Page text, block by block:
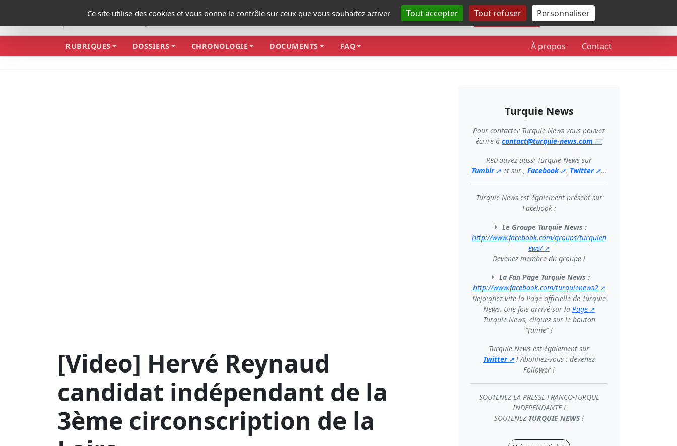
Ce site utilise des cookies et vous donne le contrôle sur ceux que vous souhaitez activer Tout accepter Tout refuser Personnaliser
Rechercher
RUBRIQUES DOSSIERS CHRONOLOGIE DOCUMENTS FAQ À propos Contact
[Video] Hervé Reynaud
candidat indépendant de la
3ème circonscription de la
Turquie News
Pour contacter Turquie News vous pouvez
écrire à contact@turquie-news.com
Retrouvez aussi Turquie News sur
Tumblr
et sur , Facebook , Twitter ...
Turquie News est également présent sur
Facebook :
Le Groupe Turquie News :
http://www.facebook.com/groups/turquien
ews/
Devenez membre du groupe !
La Fan Page Turquie News :
http://www.facebook.com/turquienews2
Rejoignez vite la Page officielle de Turquie
News. Une fois arrivé sur la Page
Turquie News, cliquez sur le bouton
"J’aime" !
Turquie News est également sur
Twitter
! Abonnez-vous : devenez
Follower !
SOUTENEZ LA PRESSE FRANCO-TURQUE
INDEPENDANTE !
SOUTENEZ TURQUIE NEWS!